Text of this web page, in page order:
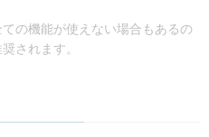
の機能が使えない場合もあるの
されます。